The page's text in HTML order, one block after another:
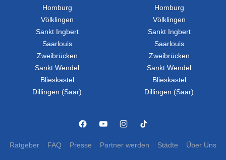
Homburg
Völklingen
Sankt Ingbert
Saarlouis
Zweibrücken
Sankt Wendel
Blieskastel
Dillingen (Saar)
Homburg
Völklingen
Sankt Ingbert
Saarlouis
Zweibrücken
Sankt Wendel
Blieskastel
Dillingen (Saar)
Ratgeber FAQ Presse Partner werden Städte Über Uns